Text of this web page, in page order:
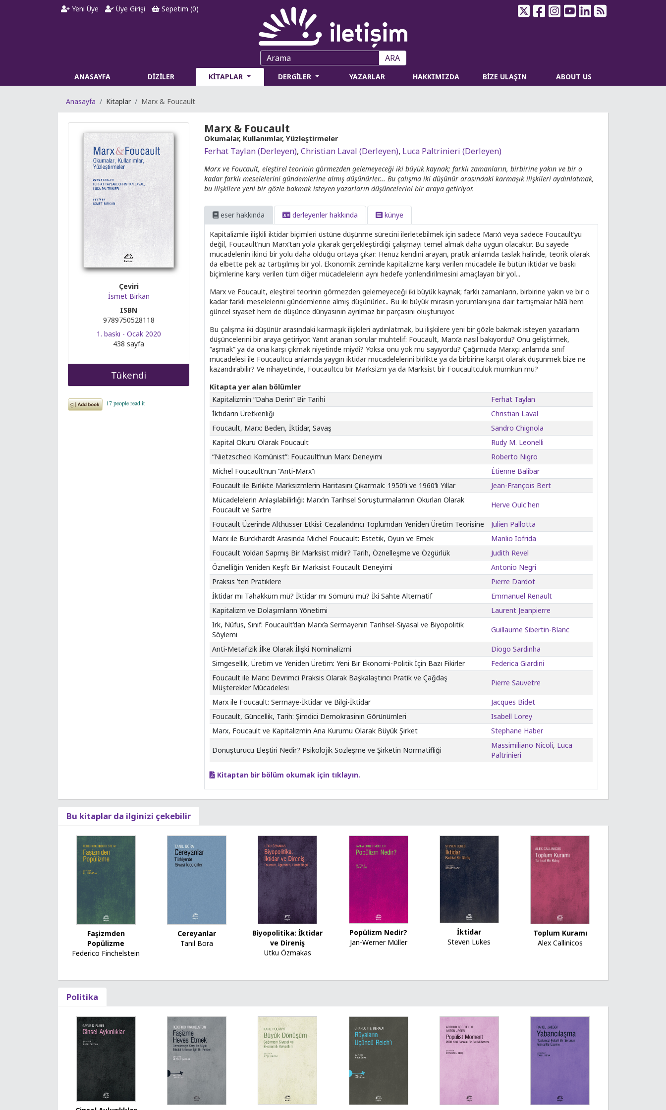
Yeni Üye Üye Girişi Sepetim (0)
ARA
ANASAYFA DİZİLER KİTAPLAR DERGİLER YAZARLAR HAKKIMIZDA BİZE ULAŞIN ABOUT US
Anasayfa Kitaplar Marx & Foucault
Çeviri
İsmet Birkan
ISBN
9789750528118
1. baskı - Ocak 2020
438 sayfa
Tükendi
Marx & Foucault
Okumalar, Kullanımlar, Yüzleştirmeler
Ferhat Taylan (Derleyen), Christian Laval (Derleyen), Luca Paltrinieri (Derleyen)
Marx ve Foucault, eleştirel teorinin görmezden gelemeyeceği iki büyük kaynak; farklı zamanların, birbirine yakın ve bir o
kadar farklı meselelerini gündemlerine almış düşünürler... Bu çalışma iki düşünür arasındaki karmaşık ilişkileri aydınlatmak,
bu ilişkilere yeni bir gözle bakmak isteyen yazarların düşüncelerini bir araya getiriyor.
eser hakkında derleyenler hakkında künye
Kapitalizmle ilişkili iktidar biçimleri üstüne düşünme sürecini ilerletebilmek için sadece Marx’ı veya sadece Foucault’yu
değil, Foucault’nun Marx’tan yola çıkarak gerçekleştirdiği çalışmayı temel almak daha uygun olacaktır. Bu sayede
mücadelenin ikinci bir yolu daha olduğu ortaya çıkar: Henüz kendini arayan, pratik anlamda taslak halinde, teorik olarak
da elbette pek az tartışılmış bir yol. Ekonomik zeminde kapitalizme karşı verilen mücadele ile bütün iktidar ve baskı
biçimlerine karşı verilen tüm diğer mücadelelerin aynı hedefe yönlendirilmesini amaçlayan bir yol...
Marx ve Foucault, eleştirel teorinin görmezden gelemeyeceği iki büyük kaynak; farklı zamanların, birbirine yakın ve bir o
kadar farklı meselelerini gündemlerine almış düşünürler... Bu iki büyük mirasın yorumlanışına dair tartışmalar hâlâ hem
güncel siyaset hem de düşünce dünyasının ayrılmaz bir parçasını oluşturuyor.
Bu çalışma iki düşünür arasındaki karmaşık ilişkileri aydınlatmak, bu ilişkilere yeni bir gözle bakmak isteyen yazarların
düşüncelerini bir araya getiriyor. Yanıt aranan sorular muhtelif: Foucault, Marx’a nasıl bakıyordu? Onu geliştirmek,
“aşmak” ya da ona karşı çıkmak niyetinde miydi? Yoksa onu yok mu sayıyordu? Çağımızda Marxçı anlamda sınıf
mücadelesi ile Foucaultcu anlamda yaygın iktidar mücadelelerini birlikte ya da birbirine karşıt olarak düşünmek bize ne
kazandırabilir? Ve nihayetinde, Foucaultcu bir Marksizm ya da Marksist bir Foucaultculuk mümkün mü?
Kitapta yer alan bölümler
Kapitalizmin “Daha Derin” Bir Tarihi
Ferhat Taylan
İktidarın Üretkenliği
Christian Laval
Foucault, Marx: Beden, İktidar, Savaş
Sandro Chignola
Kapital Okuru Olarak Foucault
Rudy M. Leonelli
“Nietzscheci Komünist”: Foucault’nun Marx Deneyimi
Roberto Nigro
Michel Foucault’nun “Anti-Marx”ı
Étienne Balibar
Foucault ile Birlikte Marksizmlerin Haritasını Çıkarmak: 1950’li ve 1960’lı Yıllar
Jean-François Bert
Mücadelelerin Anlaşılabilirliği: Marx’ın Tarihsel Soruşturmalarının Okurları Olarak
Foucault ve Sartre
Herve Oulc'hen
Foucault Üzerinde Althusser Etkisi: Cezalandırıcı Toplumdan Yeniden Üretim Teorisine
Julien Pallotta
Marx ile Burckhardt Arasında Michel Foucault: Estetik, Oyun ve Emek
Manlio Iofrida
Foucault Yoldan Sapmış Bir Marksist midir? Tarih, Öznelleşme ve Özgürlük
Judith Revel
Öznelliğin Yeniden Keşfi: Bir Marksist Foucault Deneyimi
Antonio Negri
Praksis ’ten Pratiklere
Pierre Dardot
İktidar mı Tahakküm mü? İktidar mı Sömürü mü? İki Sahte Alternatif
Emmanuel Renault
Kapitalizm ve Dolaşımların Yönetimi
Laurent Jeanpierre
Irk, Nüfus, Sınıf: Foucault’dan Marx’a Sermayenin Tarihsel-Siyasal ve Biyopolitik
Söylemi
Guillaume Sibertin-Blanc
Anti-Metafizik İlke Olarak İlişki Nominalizmi
Diogo Sardinha
Simgesellik, Üretim ve Yeniden Üretim: Yeni Bir Ekonomi-Politik İçin Bazı Fikirler
Federica Giardini
Foucault ile Marx: Devrimci Praksis Olarak Başkalaştırıcı Pratik ve Çağdaş
Müşterekler Mücadelesi
Pierre Sauvetre
Marx ile Foucault: Sermaye-İktidar ve Bilgi-İktidar
Jacques Bidet
Foucault, Güncellik, Tarih: Şimdici Demokrasinin Görünümleri
Isabell Lorey
Marx, Foucault ve Kapitalizmin Ana Kurumu Olarak Büyük Şirket
Stephane Haber
Dönüştürücü Eleştiri Nedir? Psikolojik Sözleşme ve Şirketin Normatifliği
Massimiliano Nicoli, Luca
Paltrinieri
Kitaptan bir bölüm okumak için tıklayın.
Bu kitaplar da ilginizi çekebilir
Faşizmden
Popülizme
Federico Finchelstein
Cereyanlar
Tanıl Bora
Biyopolitika: İktidar
ve Direniş
Utku Özmakas
Popülizm Nedir?
Jan-Werner Müller
İktidar
Steven Lukes
Toplum Kuramı
Alex Callinicos
Politika